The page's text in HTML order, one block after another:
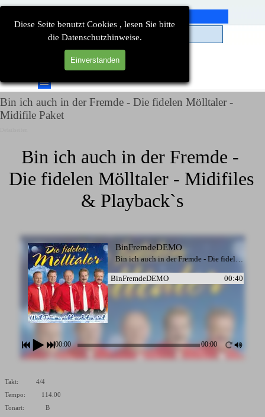
Diese Seite benutzt Cookies , lesen Sie bitte
die Datenschutzhinweise.
Einverstanden
Direkt zum Seiteninhalt
Menü überspringen
Bin ich auch in der Fremde - Die fidelen Mölltaler -
Midifile Paket
Bin ich auch in der Fremde -
Die fidelen Mölltaler - Midifiles
& Playback`s
BinFremdeDEMO
Bin ich auch in der Fremde - Die fidelen Mölltaler
BinFremdeDEMO 00:40
00:00 00:00
Takt: 4/4
Tempo: 114.00
Tonart: B